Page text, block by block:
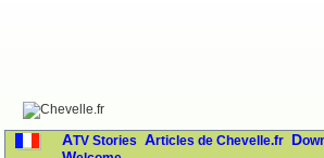
ATV Stories Articles de Chevelle.fr